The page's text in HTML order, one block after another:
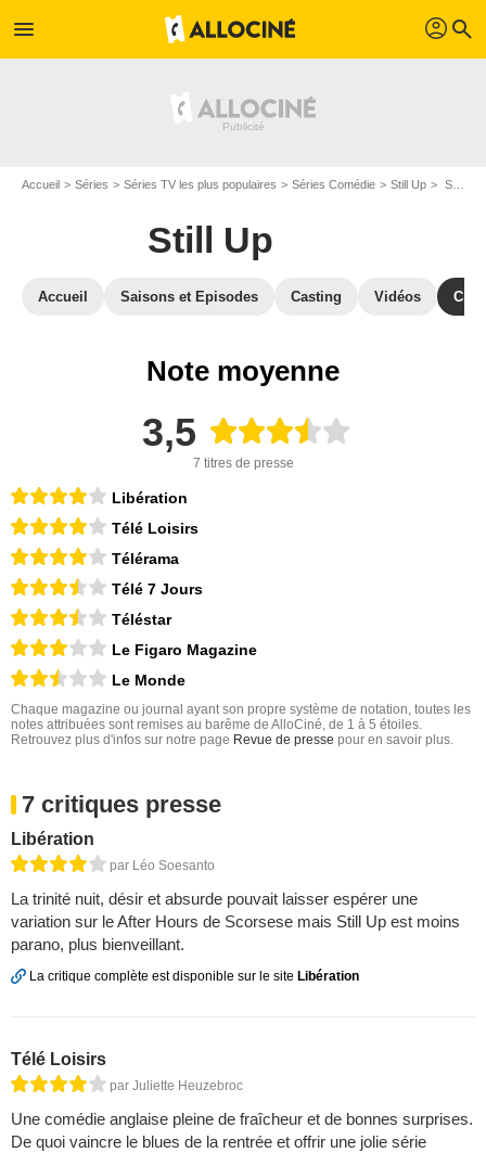
menu profil search
Accueil Séries Séries TV les plus populaires Séries Comédie Still Up Still Up : Critiques de la presse
Still Up
Accueil Saisons et Episodes Casting Vidéos
Note moyenne
3,5
7 titres de presse
Libération
Télé Loisirs
Télérama
Télé 7 Jours
Téléstar
Le Figaro Magazine
Le Monde
Chaque magazine ou journal ayant son propre système de notation, toutes les
notes attribuées sont remises au barême de AlloCiné, de 1 à 5 étoiles.
Retrouvez plus d'infos sur notre page Revue de presse pour en savoir plus.
7 critiques presse
Libération
par Léo Soesanto
La trinité nuit, désir et absurde pouvait laisser espérer une
variation sur le After Hours de Scorsese mais Still Up est moins
parano, plus bienveillant.
La critique complète est disponible sur le site Libération
Télé Loisirs
par Juliette Heuzebroc
Une comédie anglaise pleine de fraîcheur et de bonnes surprises.
De quoi vaincre le blues de la rentrée et offrir une jolie série